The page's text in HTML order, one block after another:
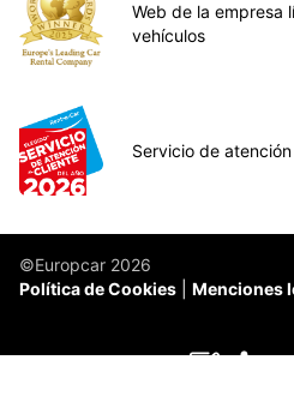
Web de la empresa
vehículos
Servicio de
©Europcar 2026
Política de Cookies
Menciones